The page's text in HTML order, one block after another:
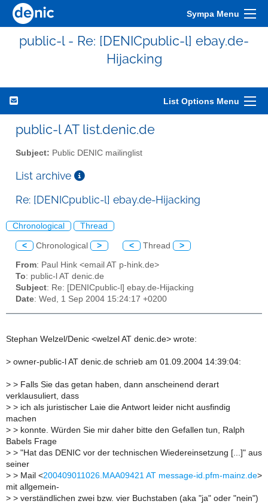
Sympa Menu
public-l - Re: [DENICpublic-l] ebay.de-
Hijacking
List Options Menu
public-l AT list.denic.de
Subject: Public DENIC mailinglist
List archive
Re: [DENICpublic-l] ebay.de-Hijacking
Chronological Thread
< Chronological > < Thread >
From: Paul Hink <email AT p-hink.de>
To: public-l AT denic.de
Subject: Re: [DENICpublic-l] ebay.de-Hijacking
Date: Wed, 1 Sep 2004 15:24:17 +0200
Stephan Welzel/Denic <welzel AT denic.de> wrote:
> owner-public-l AT denic.de schrieb am 01.09.2004 14:39:04:
> > Falls Sie das getan haben, dann anscheinend derart
verklausuliert, dass
> > ich als juristischer Laie die Antwort leider nicht ausfindig
machen
> > konnte. Würden Sie mir daher bitte den Gefallen tun, Ralph
Babels Frage
> > "Hat das DENIC vor der technischen Wiedereinsetzung [...]" aus
seiner
> > Mail <200409011026.MAA09421 AT message-id.pfm-mainz.de>
mit allgemein-
> > verständlichen zwei bzw. vier Buchstaben (aka "ja" oder "nein")